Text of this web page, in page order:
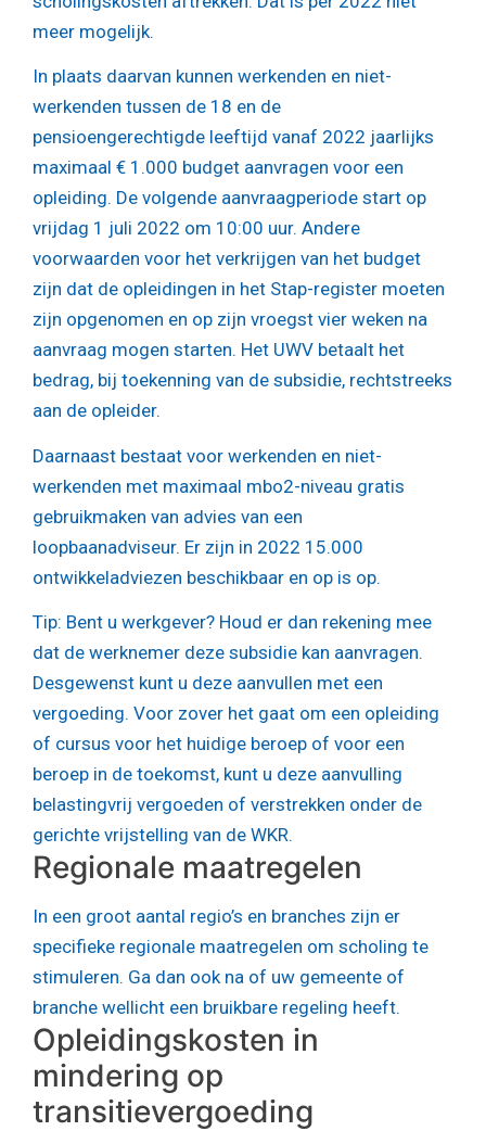
meer mogelijk.
In plaats daarvan kunnen werkenden en niet-
werkenden tussen de 18 en de
pensioengerechtigde leeftijd vanaf 2022 jaarlijks
maximaal € 1.000 budget aanvragen voor een
opleiding. De volgende aanvraagperiode start op
vrijdag 1 juli 2022 om 10:00 uur. Andere
voorwaarden voor het verkrijgen van het budget
zijn dat de opleidingen in het Stap-register moeten
zijn opgenomen en op zijn vroegst vier weken na
aanvraag mogen starten. Het UWV betaalt het
bedrag, bij toekenning van de subsidie, rechtstreeks
aan de opleider.
Daarnaast bestaat voor werkenden en niet-
werkenden met maximaal mbo2-niveau gratis
gebruikmaken van advies van een
loopbaanadviseur. Er zijn in 2022 15.000
ontwikkeladviezen beschikbaar en op is op.
Tip: Bent u werkgever? Houd er dan rekening mee
dat de werknemer deze subsidie kan aanvragen.
Desgewenst kunt u deze aanvullen met een
vergoeding. Voor zover het gaat om een opleiding
of cursus voor het huidige beroep of voor een
beroep in de toekomst, kunt u deze aanvulling
belastingvrij vergoeden of verstrekken onder de
gerichte vrijstelling van de WKR.
Regionale maatregelen
In een groot aantal regio’s en branches zijn er
specifieke regionale maatregelen om scholing te
stimuleren. Ga dan ook na of uw gemeente of
branche wellicht een bruikbare regeling heeft.
Opleidingskosten in
mindering op
transitievergoeding